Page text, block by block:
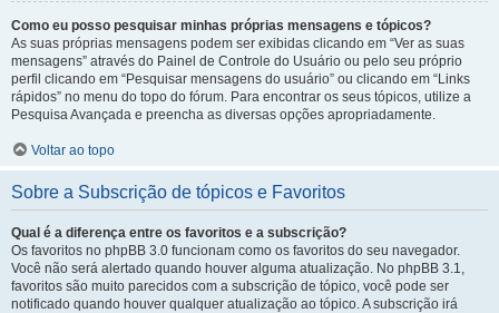
Como eu posso pesquisar minhas próprias mensagens e tópicos?
As suas próprias mensagens podem ser exibidas clicando em “Ver as suas
mensagens” através do Painel de Controle do Usuário ou pelo seu próprio
perfil clicando em “Pesquisar mensagens do usuário” ou clicando em “Links
rápidos” no menu do topo do fórum. Para encontrar os seus tópicos, utilize a
Pesquisa Avançada e preencha as diversas opções apropriadamente.
Voltar ao topo
Sobre a Subscrição de tópicos e Favoritos
Qual é a diferença entre os favoritos e a subscrição?
Os favoritos no phpBB 3.0 funcionam como os favoritos do seu navegador.
Você não será alertado quando houver alguma atualização. No phpBB 3.1,
favoritos são muito parecidos com a subscrição de tópico, você pode ser
notificado quando houver qualquer atualização ao tópico. A subscrição irá